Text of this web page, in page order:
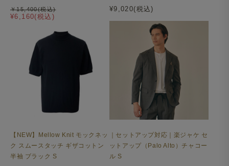
¥6,160(税込)
￥15,400(税込) ¥9,020(税込)
【NEW】Mellow Knit モックネッ
ク スムースタッチ ギザコットン
半袖 ブラック S
｜セットアップ対応｜楽ジャケ セ
ットアップ（Palo Alto）チャコー
ル S